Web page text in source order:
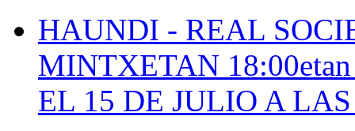
HAUNDI - REAL
MINTXETAN
EL 15 DE JULIO A